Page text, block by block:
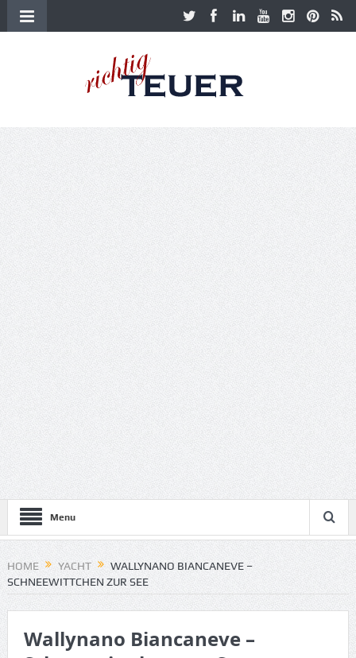
Menu
HOME YACHT
WALLYNANO BIANCANEVE –
SCHNEEWITTCHEN ZUR SEE
Wallynano Biancaneve –